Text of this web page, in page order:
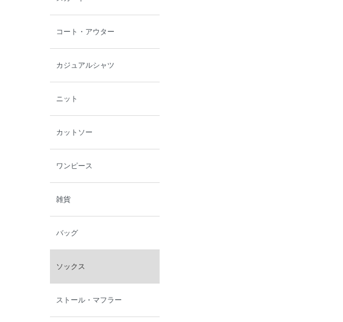
コート・アウター
カジュアルシャツ
ニット
カットソー
ワンピース
雑貨
バッグ
ソックス
ストール・マフラー